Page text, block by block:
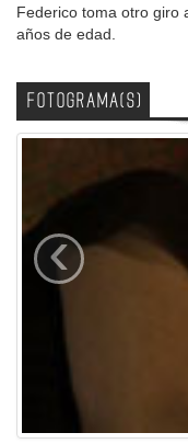
Federico toma otro giro
años de edad.
FOTOGRAMA(S)
‹